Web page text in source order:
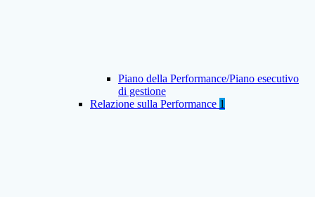
Piano della Performance/Piano esecutivo
di gestione
Relazione sulla Performance 1